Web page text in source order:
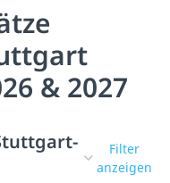
& 2027
Filter
anzeigen